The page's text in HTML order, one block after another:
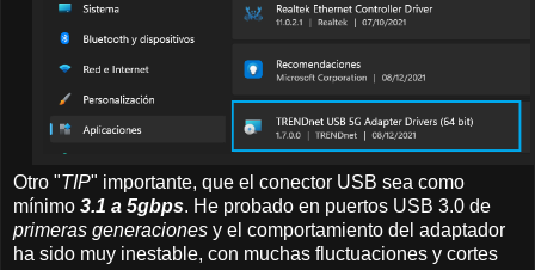
Otro "TIP" importante, que el conector USB sea como
mínimo 3.1 a 5gbps. He probado en puertos USB 3.0 de
primeras generaciones y el comportamiento del adaptador
ha sido muy inestable, con muchas fluctuaciones y cortes